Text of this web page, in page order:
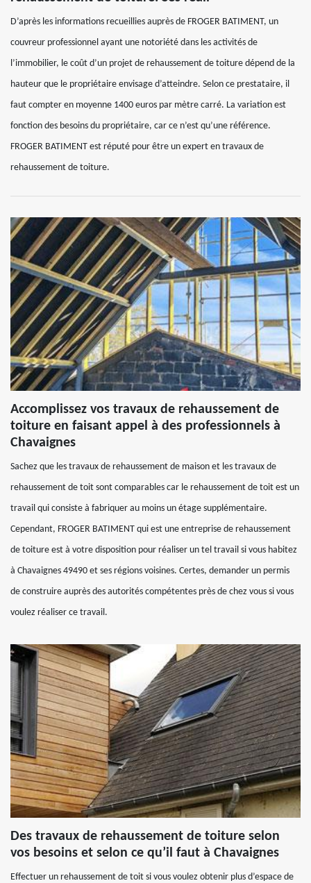
D’après les informations recueillies auprès de FROGER BATIMENT, un
couvreur professionnel ayant une notoriété dans les activités de
l’immobilier, le coût d’un projet de rehaussement de toiture dépend de la
hauteur que le propriétaire envisage d’atteindre. Selon ce prestataire, il
faut compter en moyenne 1400 euros par mètre carré. La variation est
fonction des besoins du propriétaire, car ce n’est qu’une référence.
FROGER BATIMENT est réputé pour être un expert en travaux de
rehaussement de toiture.
Accomplissez vos travaux de rehaussement de
toiture en faisant appel à des professionnels à
Chavaignes
Sachez que les travaux de rehaussement de maison et les travaux de
rehaussement de toit sont comparables car le rehaussement de toit est un
travail qui consiste à fabriquer au moins un étage supplémentaire.
Cependant, FROGER BATIMENT qui est une entreprise de rehaussement
de toiture est à votre disposition pour réaliser un tel travail si vous habitez
à Chavaignes 49490 et ses régions voisines. Certes, demander un permis
de construire auprès des autorités compétentes près de chez vous si vous
voulez réaliser ce travail.
Des travaux de rehaussement de toiture selon
vos besoins et selon ce qu’il faut à Chavaignes
Effectuer un rehaussement de toit si vous voulez obtenir plus d’espace de